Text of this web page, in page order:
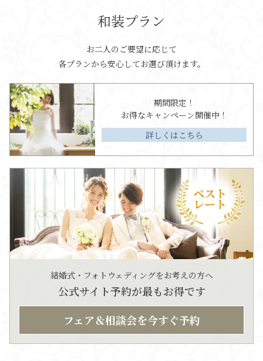
和装プラン
お二人のご要望に応じて
各プランから安心してお選び頂けます。
期間限定！
お得なキャンペーン開催中！
詳しくはこちら
結婚式・フォトウェディングをお考えの方へ
公式サイト予約が最もお得です
フェア＆相談会を今すぐ予約